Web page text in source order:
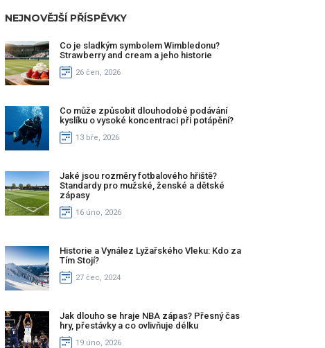
NEJNOVĚJŠÍ PŘÍSPĚVKY
Co je sladkým symbolem Wimbledonu?
Strawberry and cream a jeho historie
26 čen, 2026
Co může způsobit dlouhodobé podávání
kyslíku o vysoké koncentraci při potápění?
13 bře, 2026
Jaké jsou rozměry fotbalového hřiště?
Standardy pro mužské, ženské a dětské
zápasy
16 úno, 2026
Historie a Vynález Lyžařského Vleku: Kdo za
Tím Stojí?
27 čec, 2024
Jak dlouho se hraje NBA zápas? Přesný čas
hry, přestávky a co ovlivňuje délku
19 úno, 2026